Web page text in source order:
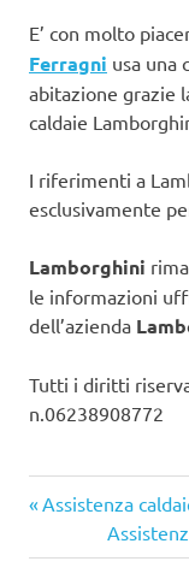
E’ con molto
Ferragni usa una
abitazione grazie
caldaie
I riferimenti a
esclusivamente
Lamborghini
le informazioni
dell’azienda
Tutti i diritti
n.06238908772
articoli
Articolo
precedente:
Assistenza
Articolo